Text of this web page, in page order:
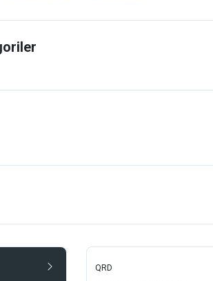
Disk Fren Balataları
Setleri
Kumpas Fren Setleri
QRD